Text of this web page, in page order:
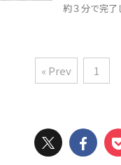
約３分で完了
« Prev 1